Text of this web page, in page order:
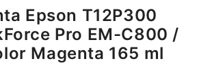
Epson T12P300
Pro EM-C800 /
Magenta 165 ml